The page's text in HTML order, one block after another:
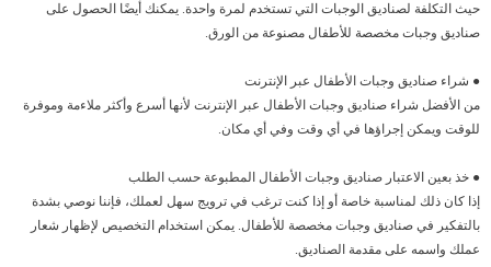
حيث التكلفة لصناديق الوجبات التي تستخدم لمرة واحدة. يمكنك أيضًا الحصول على
صناديق وجبات مخصصة للأطفال مصنوعة من الورق.
● شراء صناديق وجبات الأطفال عبر الإنترنت
من الأفضل شراء صناديق وجبات الأطفال عبر الإنترنت لأنها أسرع وأكثر ملاءمة وموفرة
للوقت ويمكن إجراؤها في أي وقت وفي أي مكان.
● خذ بعين الاعتبار صناديق وجبات الأطفال المطبوعة حسب الطلب
إذا كان ذلك لمناسبة خاصة أو إذا كنت ترغب في ترويج سهل لعملك، فإننا نوصي بشدة
بالتفكير في صناديق وجبات مخصصة للأطفال. يمكن استخدام التخصيص لإظهار شعار
عملك واسمه على مقدمة الصناديق.